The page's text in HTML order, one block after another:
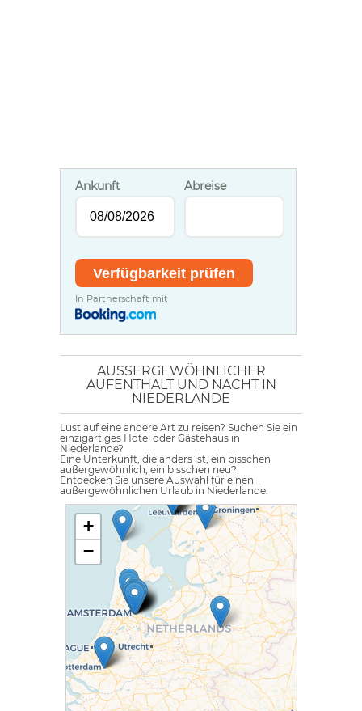
Ankunft Abreise
In Partnerschaft mit
AUSSERGEWÖHNLICHER A
UFENTHALT UND NACHT IN N
IEDERLANDE
Lust auf eine andere Art zu reisen? Suchen Sie ein
einzigartiges Hotel oder Gästehaus in
Niederlande?
Eine Unterkunft, die anders ist, ein bisschen
außergewöhnlich, ein bisschen neu?
Entdecken Sie unsere Auswahl für einen
außergewöhnlichen Urlaub in Niederlande.
+
−